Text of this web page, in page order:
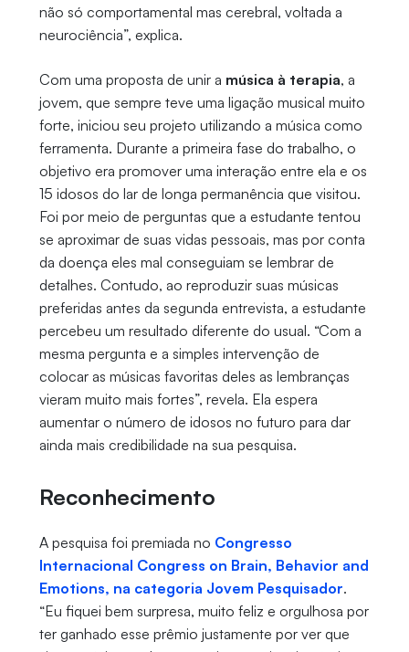
não só comportamental mas cerebral, voltada a
neurociência”, explica.
Com uma proposta de unir a música à terapia, a
jovem, que sempre teve uma ligação musical muito
forte, iniciou seu projeto utilizando a música como
ferramenta. Durante a primeira fase do trabalho, o
objetivo era promover uma interação entre ela e os
15 idosos do lar de longa permanência que visitou.
Foi por meio de perguntas que a estudante tentou
se aproximar de suas vidas pessoais, mas por conta
da doença eles mal conseguiam se lembrar de
detalhes. Contudo, ao reproduzir suas músicas
preferidas antes da segunda entrevista, a estudante
percebeu um resultado diferente do usual. “Com a
mesma pergunta e a simples intervenção de
colocar as músicas favoritas deles as lembranças
vieram muito mais fortes”, revela. Ela espera
aumentar o número de idosos no futuro para dar
ainda mais credibilidade na sua pesquisa.
Reconhecimento
A pesquisa foi premiada no Congresso
Internacional Congress on Brain, Behavior and
Emotions, na categoria Jovem Pesquisador.
“Eu fiquei bem surpresa, muito feliz e orgulhosa por
ter ganhado esse prêmio justamente por ver que